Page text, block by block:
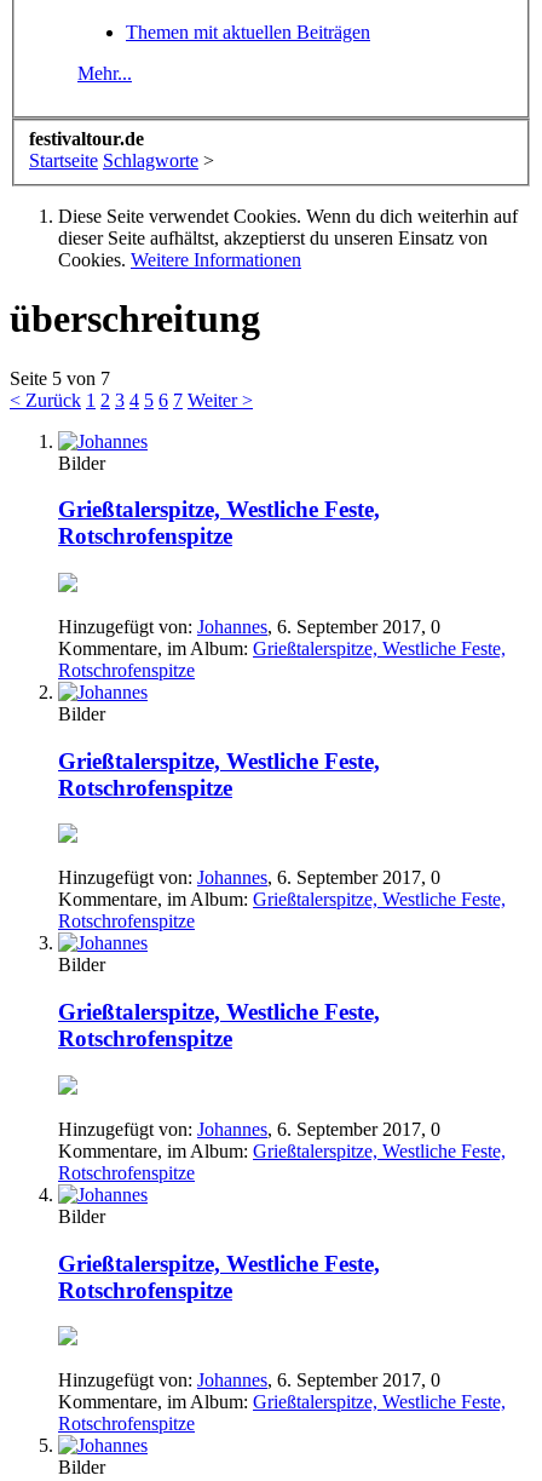
Themen mit aktuellen Beiträgen
Mehr...
festivaltour.de
Startseite Schlagworte >
Diese Seite verwendet Cookies. Wenn du dich weiterhin auf
dieser Seite aufhältst, akzeptierst du unseren Einsatz von
Cookies. Weitere Informationen
überschreitung
Seite 5 von 7
< Zurück 1 2 3 4 5 6 7 Weiter >
Bilder
Grießtalerspitze, Westliche Feste,
Rotschrofenspitze
Hinzugefügt von: Johannes, 6. September 2017, 0
Kommentare, im Album: Grießtalerspitze, Westliche Feste,
Rotschrofenspitze
Bilder
Grießtalerspitze, Westliche Feste,
Rotschrofenspitze
Hinzugefügt von: Johannes, 6. September 2017, 0
Kommentare, im Album: Grießtalerspitze, Westliche Feste,
Rotschrofenspitze
Bilder
Grießtalerspitze, Westliche Feste,
Rotschrofenspitze
Hinzugefügt von: Johannes, 6. September 2017, 0
Kommentare, im Album: Grießtalerspitze, Westliche Feste,
Rotschrofenspitze
Bilder
Grießtalerspitze, Westliche Feste,
Rotschrofenspitze
Hinzugefügt von: Johannes, 6. September 2017, 0
Kommentare, im Album: Grießtalerspitze, Westliche Feste,
Rotschrofenspitze
Bilder